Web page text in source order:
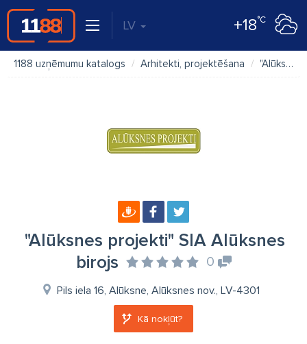
LV +18°C
1188 uzņēmumu katalogs Arhitekti, projektēšana "Alūksnes projekti" SIA Alūksnes birojs
"Alūksnes projekti" SIA Alūksnes
birojs
0
Pils iela 16, Alūksne, Alūksnes nov., LV-4301
Kā nokļūt?